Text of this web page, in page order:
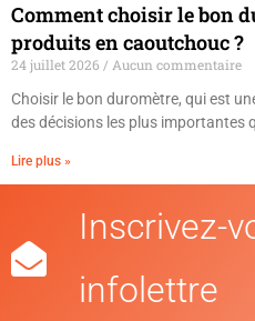
Comment choisir le bon
produits en caoutchouc ?
24 juillet 2026
Aucun commentaire
Choisir le bon duromètre, qui est
des décisions les plus importantes
Lire plus »
Inscrivez-
infolettre